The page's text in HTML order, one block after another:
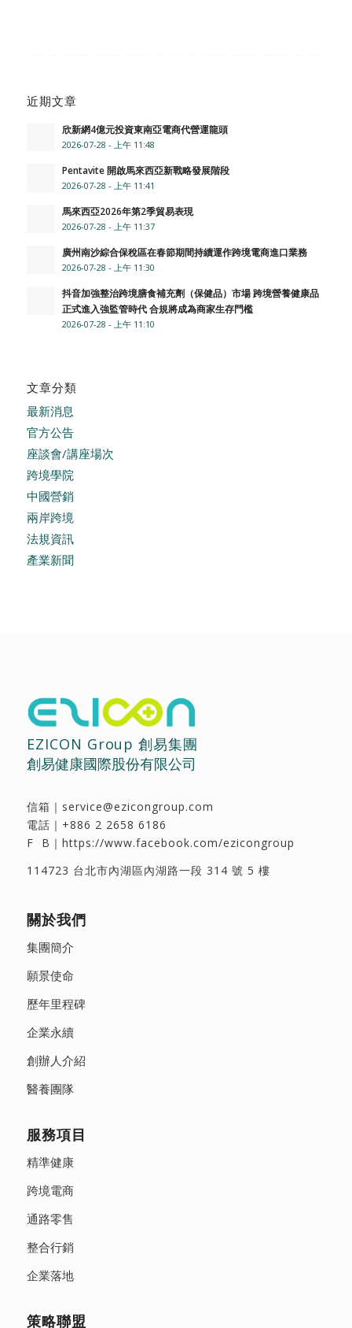
近期文章
欣新網4億元投資東南亞電商代營運龍頭
2026-07-28 - 上午 11:48
Pentavite 開啟馬來西亞新戰略發展階段
2026-07-28 - 上午 11:41
馬來西亞2026年第2季貿易表現
2026-07-28 - 上午 11:37
廣州南沙綜合保稅區在春節期間持續運作跨境電商進口業務
2026-07-28 - 上午 11:30
抖音加強整治跨境膳食補充劑（保健品）市場 跨境營養健康品
正式進入強監管時代 合規將成為商家生存門檻
2026-07-28 - 上午 11:10
文章分類
最新消息
官方公告
座談會/講座場次
跨境學院
中國營銷
兩岸跨境
法規資訊
產業新聞
EZICON Group 創易集團
創易健康國際股份有限公司
信箱｜ service@ezicongroup.com
電話｜ +886 2 2658 6186
F B｜ https://www.facebook.com/ezicongroup
114723 台北市內湖區內湖路一段 314 號 5 樓
關於我們
集團簡介
願景使命
歷年里程碑
企業永續
創辦人介紹
醫養團隊
服務項目
精準健康
跨境電商
通路零售
整合行銷
企業落地
策略聯盟